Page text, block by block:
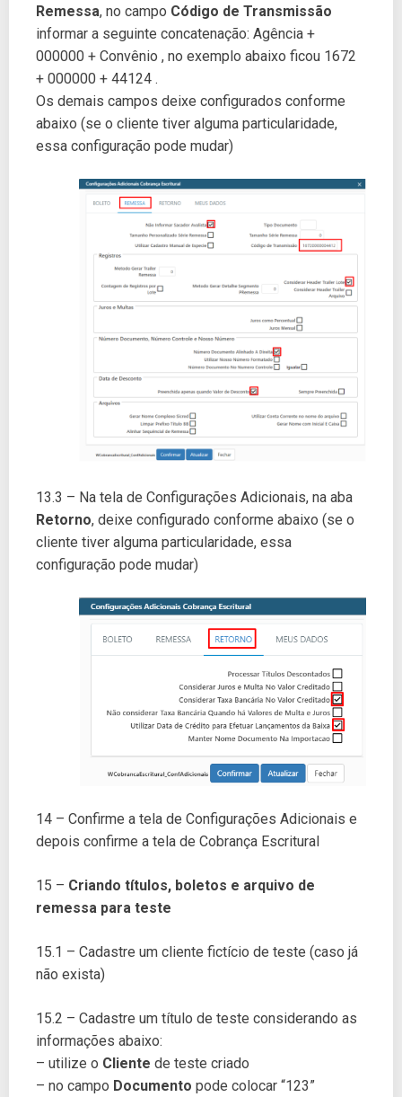
Remessa, no campo Código de Transmissão
informar a seguinte concatenação: Agência +
000000 + Convênio , no exemplo abaixo ficou 1672
+ 000000 + 44124 .
Os demais campos deixe configurados conforme
abaixo (se o cliente tiver alguma particularidade,
essa configuração pode mudar)
13.3 – Na tela de Configurações Adicionais, na aba
Retorno, deixe configurado conforme abaixo (se o
cliente tiver alguma particularidade, essa
configuração pode mudar)
14 – Confirme a tela de Configurações Adicionais e
depois confirme a tela de Cobrança Escritural
15 – Criando títulos, boletos e arquivo de
remessa para teste
15.1 – Cadastre um cliente fictício de teste (caso já
não exista)
15.2 – Cadastre um título de teste considerando as
informações abaixo:
– utilize o Cliente de teste criado
– no campo Documento pode colocar “123”